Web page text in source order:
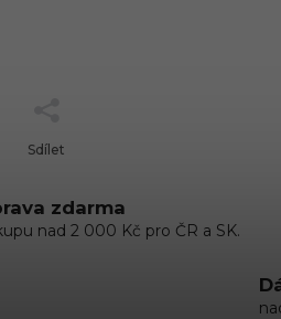
Sdílet
zdarma
nad 2 000 Kč pro ČR a SK.